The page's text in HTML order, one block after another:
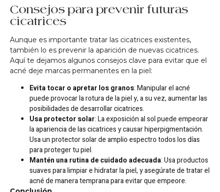
Consejos para prevenir futuras
cicatrices
Aunque es importante tratar las cicatrices existentes,
también lo es prevenir la aparición de nuevas cicatrices.
Aquí te dejamos algunos consejos clave para evitar que el
acné deje marcas permanentes en la piel:
Evita tocar o apretar los granos: Manipular el acné
puede provocar la rotura de la piel y, a su vez, aumentar las
posibilidades de desarrollar cicatrices.
Usa protector solar: La exposición al sol puede empeorar
la apariencia de las cicatrices y causar hiperpigmentación.
Usa un protector solar de amplio espectro todos los días
para proteger tu piel.
Mantén una rutina de cuidado adecuada: Usa productos
suaves para limpiar e hidratar la piel, y asegúrate de tratar el
acné de manera temprana para evitar que empeore.